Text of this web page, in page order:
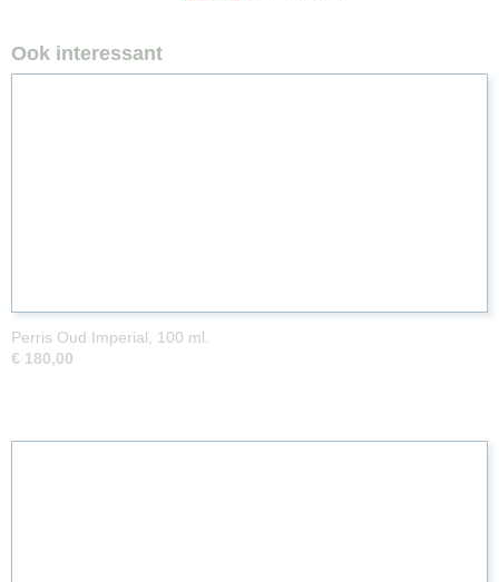
Ook interessant
Perris Oud Imperial, 100 ml.
€ 180,00